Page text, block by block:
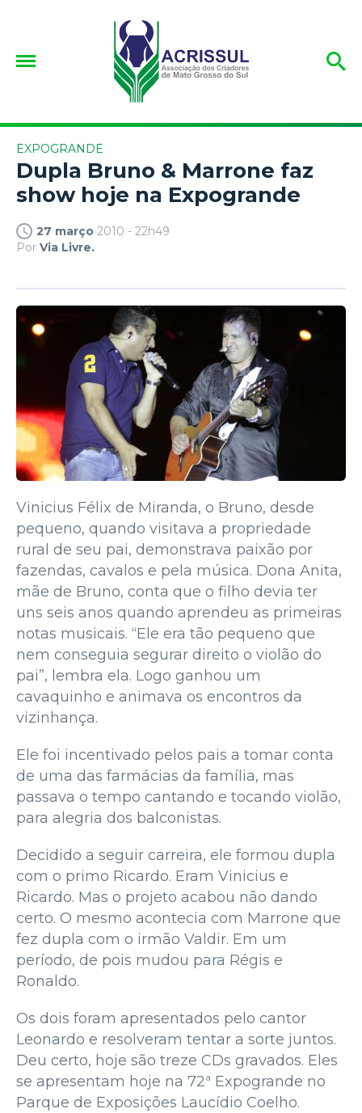
EXPOGRANDE
Dupla Bruno & Marrone faz
show hoje na Expogrande
27 março 2010 - 22h49
Por Via Livre.
Vinicius Félix de Miranda, o Bruno, desde
pequeno, quando visitava a propriedade
rural de seu pai, demonstrava paixão por
fazendas, cavalos e pela música. Dona Anita,
mãe de Bruno, conta que o filho devia ter
uns seis anos quando aprendeu as primeiras
notas musicais. “Ele era tão pequeno que
nem conseguia segurar direito o violão do
pai”, lembra ela. Logo ganhou um
cavaquinho e animava os encontros da
vizinhança.
Ele foi incentivado pelos pais a tomar conta
de uma das farmácias da família, mas
passava o tempo cantando e tocando violão,
para alegria dos balconistas.
Decidido a seguir carreira, ele formou dupla
com o primo Ricardo. Eram Vinicius e
Ricardo. Mas o projeto acabou não dando
certo. O mesmo acontecia com Marrone que
fez dupla com o irmão Valdir. Em um
período, de pois mudou para Régis e
Ronaldo.
Os dois foram apresentados pelo cantor
Leonardo e resolveram tentar a sorte juntos.
Deu certo, hoje são treze CDs gravados. Eles
se apresentam hoje na 72ª Expogrande no
Parque de Exposições Laucídio Coelho.